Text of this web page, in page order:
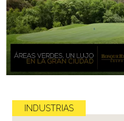
INDUSTRIAS